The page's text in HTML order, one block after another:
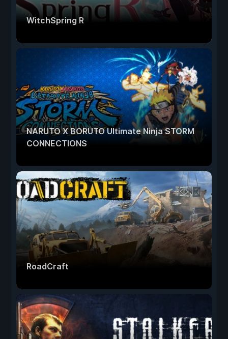
WitchSpring R
NARUTO X BORUTO Ultimate Ninja STORM
CONNECTIONS
RoadCraft